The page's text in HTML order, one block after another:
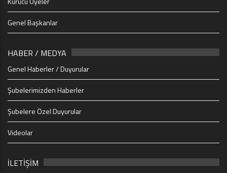
Genel Başkanlar
HABER / MEDYA
Genel Haberler / Duyurular
Şubelerimizden Haberler
Şubelere Özel Duyurular
Videolar
İLETİŞİM